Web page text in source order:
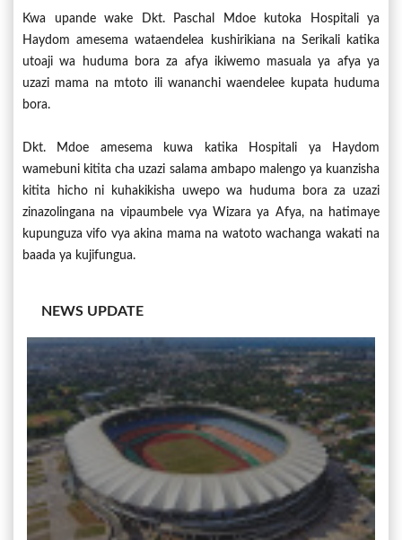
Kwa upande wake Dkt. Paschal Mdoe kutoka Hospitali ya
Haydom amesema wataendelea kushirikiana na Serikali katika
utoaji wa huduma bora za afya ikiwemo masuala ya afya ya
uzazi mama na mtoto ili wananchi waendelee kupata huduma
bora.
Dkt. Mdoe amesema kuwa katika Hospitali ya Haydom
wamebuni kitita cha uzazi salama ambapo malengo ya kuanzisha
kitita hicho ni kuhakikisha uwepo wa huduma bora za uzazi
zinazolingana na vipaumbele vya Wizara ya Afya, na hatimaye
kupunguza vifo vya akina mama na watoto wachanga wakati na
baada ya kujifungua.
NEWS UPDATE